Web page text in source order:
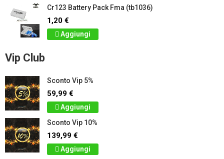
Cr123 Battery Pack Fma (tb1036)
1,20 €
Aggiungi
Vip Club
Sconto Vip 5%
59,99 €
Aggiungi
Sconto Vip 10%
139,99 €
Aggiungi